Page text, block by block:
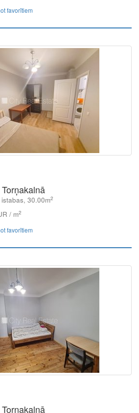
favorītiem
30.00m2
/ m2
favorītiem